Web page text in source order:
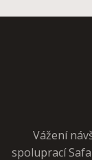
Vážení
spoluprací